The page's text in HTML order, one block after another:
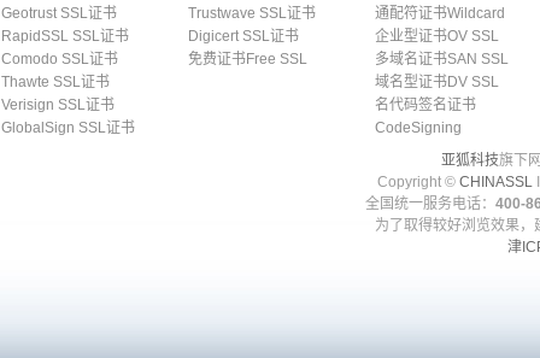
Geotrust SSL证书
RapidSSL SSL证书
Comodo SSL证书
Thawte SSL证书
Verisign SSL证书
GlobalSign SSL证书
Trustwave SSL证书
Digicert SSL证书
免费证书Free SSL
通配符证书Wildcard
企业型证书OV SSL
多域名证书SAN SSL
域名型证书DV SSL
名代码签名证书
CodeSigning
亚狐科技旗下
Copyright © CHINASSL
全国统一服务电话： 400-
为了取得较好浏览效果
津